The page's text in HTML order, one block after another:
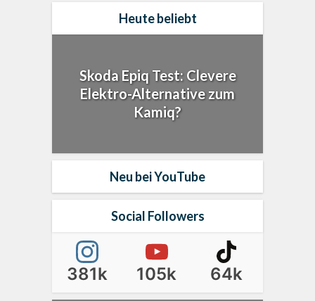
Heute beliebt
Skoda Epiq Test: Clevere
Elektro-Alternative zum
Kamiq?
Neu bei YouTube
Social Followers
381k 105k 64k